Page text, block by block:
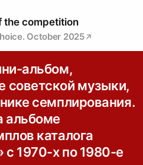
the competition
October 2025
альбом,
советской музыки,
семплирования.
альбоме
каталога
1970-х по 1980-е